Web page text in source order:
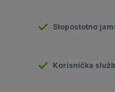
Stopostotno
Korisnička